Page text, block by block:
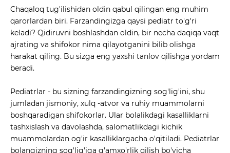
Chaqaloq tug'ilishidan oldin qabul qilingan eng muhim
qarorlardan biri. Farzandingizga qaysi pediatr to'g'ri
keladi? Qidiruvni boshlashdan oldin, bir necha daqiqa vaqt
ajrating va shifokor nima qilayotganini bilib olishga
harakat qiling. Bu sizga eng yaxshi tanlov qilishga yordam
beradi.
Pediatrlar - bu sizning farzandingizning sog'lig'ini, shu
jumladan jismoniy, xulq -atvor va ruhiy muammolarni
boshqaradigan shifokorlar. Ular bolalikdagi kasalliklarni
tashxislash va davolashda, salomatlikdagi kichik
muammolardan og'ir kasalliklargacha o'qitiladi. Pediatrlar
bolangizning sog'lig'iga g'amxo'rlik qilish bo'yicha